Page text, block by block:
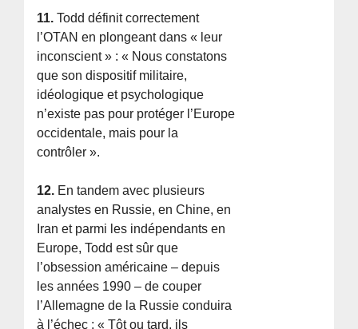
11.Todd définit correctement
l’OTAN en plongeant dans « leur
inconscient » : « Nous constatons
que son dispositif militaire,
idéologique et psychologique
n’existe pas pour protéger l’Europe
occidentale, mais pour la
contrôler ».
12. En tandem avec plusieurs
analystes en Russie, en Chine, en
Iran et parmi les indépendants en
Europe, Todd est sûr que
l’obsession américaine – depuis
les années 1990 – de couper
l’Allemagne de la Russie conduira
à l’échec : « Tôt ou tard, ils